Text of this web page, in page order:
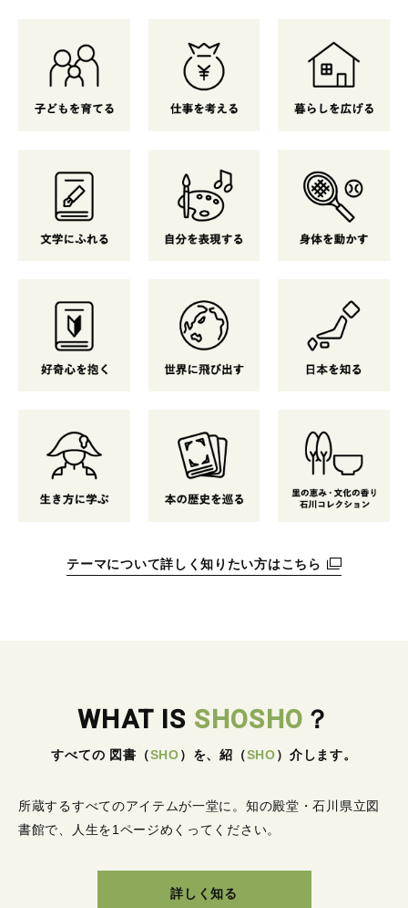
テーマについて詳しく知りたい方はこちら
WHAT IS SHOSHO ？
すべての 図書 （SHO） を、紹 （SHO） 介します。
所蔵するすべてのアイテムが一堂に。 知の殿堂・石川県立図
書館で、人生を1ページめくってください。
詳しく知る